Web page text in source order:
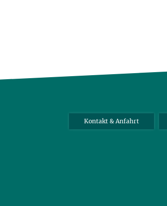
Kontakt & Anfahrt